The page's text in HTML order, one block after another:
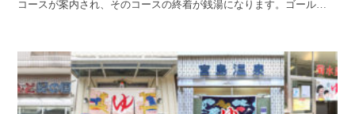
コースが案内され、そのコースの終着が銭湯になります。ゴール…